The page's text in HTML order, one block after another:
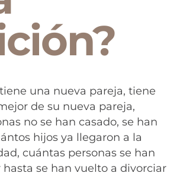
una nueva pareja, tiene
de su nueva pareja,
no se han casado, se han
hijos ya llegaron a la
cuántas personas se han
hasta se han vuelto a divorciar